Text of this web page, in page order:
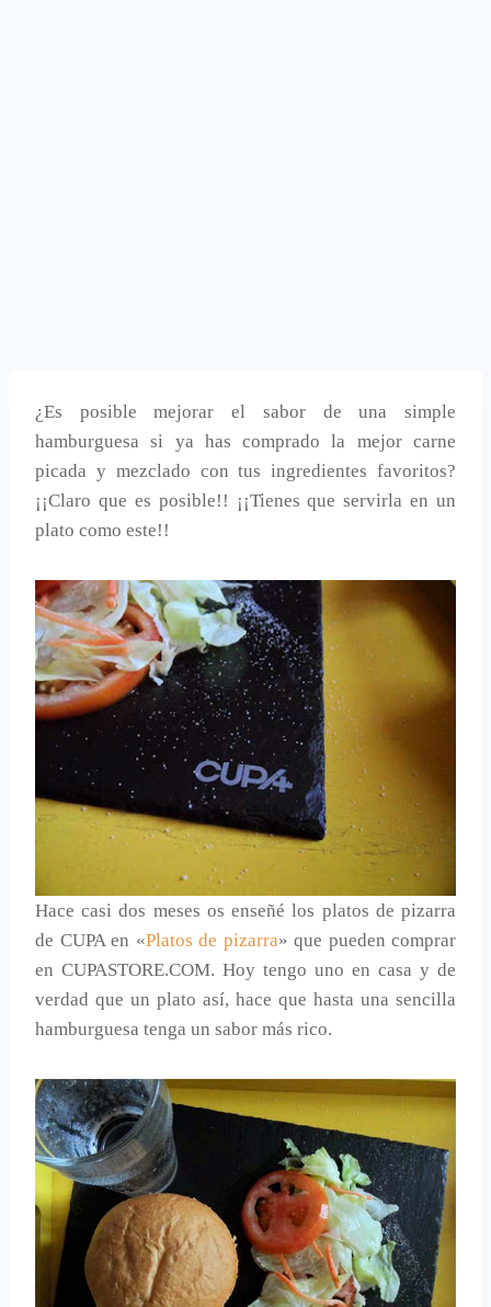
¿Es posible mejorar el sabor de una simple
hamburguesa si ya has comprado la mejor carne
picada y mezclado con tus ingredientes favoritos?
¡¡Claro que es posible!! ¡¡Tienes que servirla en un
plato como este!!
Hace casi dos meses os enseñé los platos de pizarra
de CUPA en «Platos de pizarra» que pueden comprar
en CUPASTORE.COM. Hoy tengo uno en casa y de
verdad que un plato así, hace que hasta una sencilla
hamburguesa tenga un sabor más rico.